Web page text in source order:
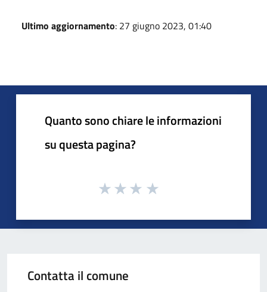
Ultimo aggiornamento: 27 giugno 2023, 01:40
Quanto sono chiare le informazioni
su questa pagina?
Contatta il comune